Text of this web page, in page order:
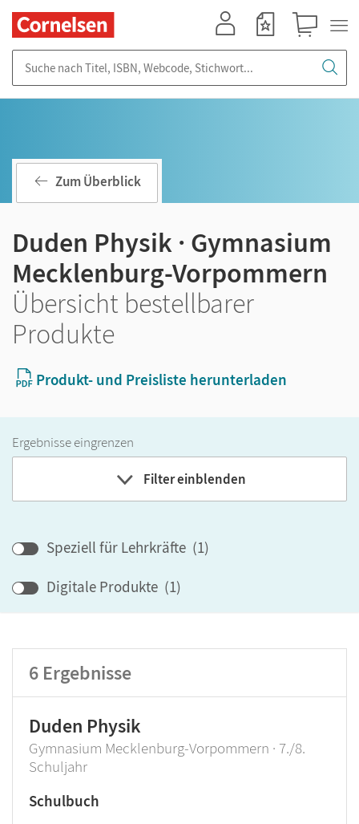
Zum Überblick
Duden Physik · Gymnasium
Mecklenburg-Vorpommern
Übersicht bestellbarer
Produkte
Produkt- und Preisliste herunterladen
Ergebnisse eingrenzen
Filter einblenden
Klassenstufe
Speziell für Lehrkräfte (1)
Digitale Produkte (1)
6 Ergebnisse
Duden Physik
Gymnasium Mecklenburg-Vorpommern · 7./8.
Schuljahr
Schulbuch